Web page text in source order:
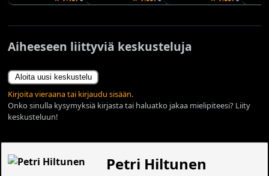
Aiheeseen liittyviä keskusteluja
Aloita uusi keskustelu
Kirjoita vieraana tai kirjaudu sisään.
Onko sinulla kysymyksiä kirjasta tai haluatko jakaa mielipiteesi? Liity
keskusteluun!
Petri Hiltunen